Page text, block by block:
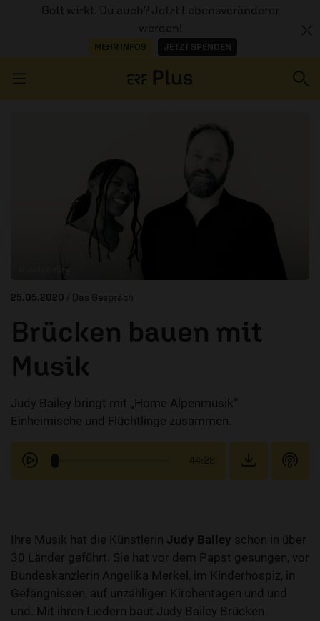
Gott wirkt. Du auch? Jetzt Lebensveränderer
werden!
MEHR INFOS JETZT SPENDEN
AUDIOTHEK
PROGRAMM
25.05.2020 / Das Gespräch
Brücken bauen mit
Musik
Judy Bailey bringt mit „Home Alpenmusik“
Einheimische und Flüchtlinge zusammen.
44:28
Ihre Musik hat die Künstlerin Judy Bailey schon in über
30 Länder geführt. Sie hat vor dem Papst gesungen, vor
Bundeskanzlerin Angelika Merkel, im Kinderhospiz, in
Gefängnissen, auf unzähligen Kirchentagen und und
und. Mit ihren Liedern baut Judy Bailey Brücken